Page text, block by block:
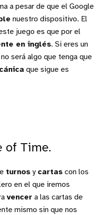
a pesar de que el Google
nuestro dispositivo. El
juego es que por el
en inglés. Si eres un
será algo que tenga que
que sigue es
of Time.
turnos y cartas con los
en el que iremos
vencer a las cartas de
mismo sin que nos